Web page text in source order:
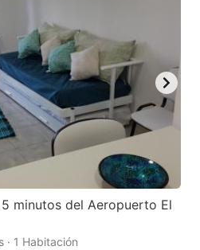
minutos del Aeropuerto El
· 1 Habitación